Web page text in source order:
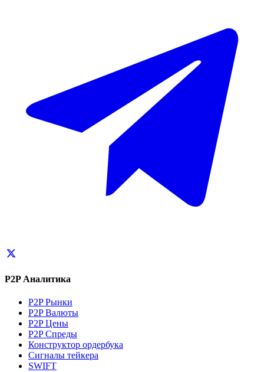
P2P Аналитика
P2P Рынки
P2P Валюты
P2P Цены
P2P Спреды
Конструктор ордербука
Сигналы тейкера
SWIFT